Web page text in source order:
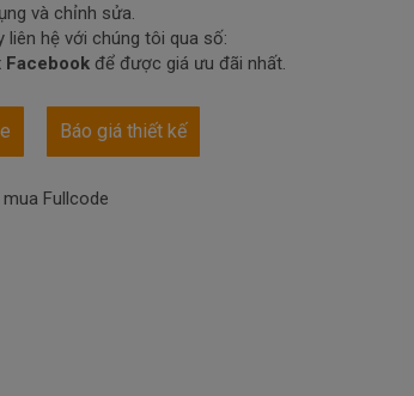
và chỉnh sửa.
liên hệ với chúng tôi qua số:
Facebookđể được giá ưu đãi nhất.
Báo giá thiết kế
mua Fullcode